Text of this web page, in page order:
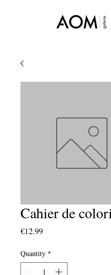
Cahier de
€12.99Price
Quantity *